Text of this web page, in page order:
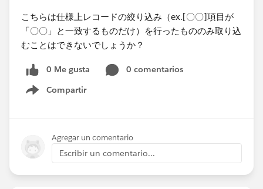
こちらは仕様上レコードの絞り込み（ex.[〇〇]項目が
「〇〇」と一致するものだけ）を行ったもののみ取り込
むことはできないでしょうか？
0 Me gusta
0 comentarios
Compartir
Show menu
Agregar un comentario
Escribir un comentario...